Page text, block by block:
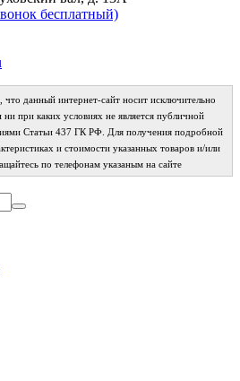
бесплатный)
данный интернет-сайт носит исключительно
при каких условиях не является публичной
Статьи 437 ГК РФ. Для получения подробной
и стоимости указанных товаров и/или
по телефонам указаным на сайте